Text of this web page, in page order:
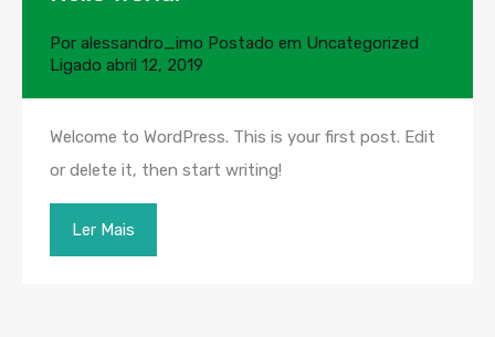
Por alessandro_imo Postado em Uncategorized
Ligado abril 12, 2019
Welcome to WordPress. This is your first post. Edit
or delete it, then start writing!
Ler Mais